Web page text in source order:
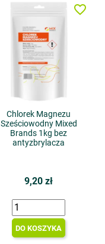
Chlorek Magnezu
Sześciowodny Mixed
Brands 1kg bez
antyzbrylacza
9,20 zł
DO KOSZYKA
favorite_border